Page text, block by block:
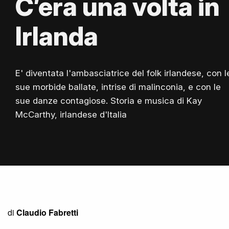
C’era una volta in
Irlanda
E' diventata l'ambasciatrice del folk irlandese, con
sue morbide ballate, intrise di malinconia, e con le
sue danze contagiose. Storia e musica di Kay
McCarthy, irlandese d'Italia
di Claudio Fabretti